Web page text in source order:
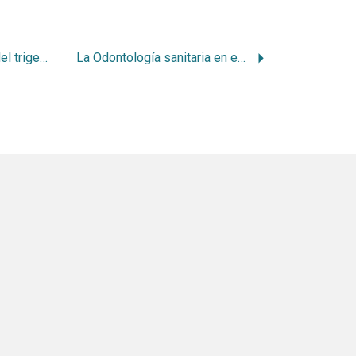
Neuralgia esencial del trigemino La Odontología sanitaria en el Uruguay